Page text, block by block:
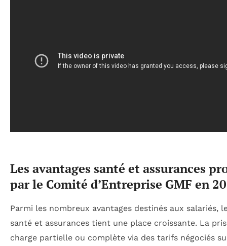
Les avantages santé et assurances
par le Comité d’Entreprise GMF en
Parmi les nombreux avantages destinés aux salariés,
santé et assurances tient une place croissante. La
charge partielle ou complète via des tarifs négociés